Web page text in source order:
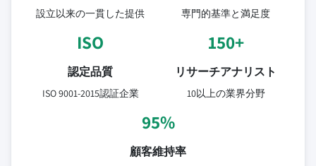
設立以来の一貫した提供 専門的基準と満足度
ISO
認定品質
ISO 9001-2015認証企業
150+
リサーチアナリスト
10以上の業界分野
95%
顧客維持率